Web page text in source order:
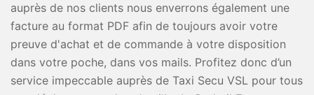
auprès de nos clients nous enverrons également une
facture au format PDF afin de toujours avoir votre
preuve d'achat et de commande à votre disposition
dans votre poche, dans vos mails. Profitez donc d’un
service impeccable auprès de Taxi Secu VSL pour tous